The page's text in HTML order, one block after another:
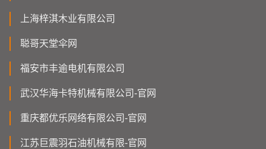
上海梓淇木业有限公司
聪哥天堂伞网
福安市丰逾电机有限公司
武汉华海卡特机械有限公司-官网
重庆都优乐网络有限公司-官网
江苏巨震羽石油机械有限-官网